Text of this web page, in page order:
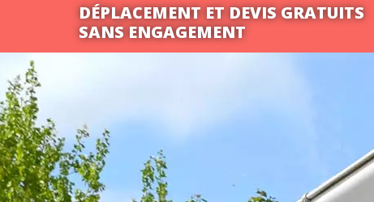
DÉPLACEMENT ET DEVIS GRATUITS
SANS ENGAGEMENT